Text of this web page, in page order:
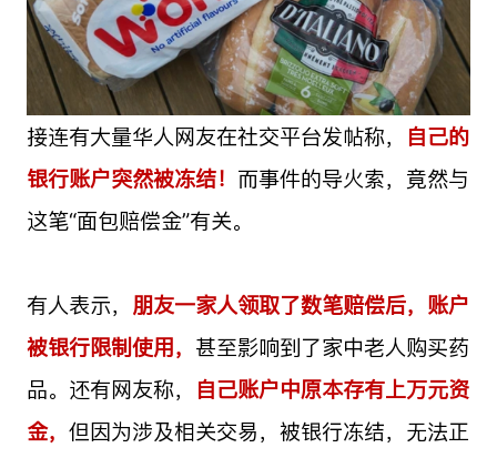
接连有大量华人网友在社交平台发帖称，
自己的
银行账户突然被冻结！ 而事件的导火索，竟然与
这笔“面包赔偿金”有关。
有人表示， 朋友一家人领取了数笔赔偿后，账户
被银行限制使用， 甚至影响到了家中老人购买药
品。还有网友称，
自己账户中原本存有上万元资
金， 但因为涉及相关交易，被银行冻结，无法正